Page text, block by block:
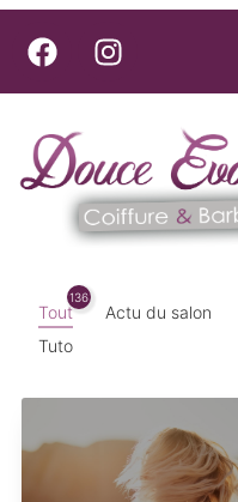
Tout
136
Actu du salon
Tuto